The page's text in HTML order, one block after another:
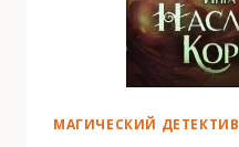
МАГИЧЕСКИЙ ДЕТЕКТИВ